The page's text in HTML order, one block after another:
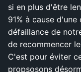
si en plus d'être
91% à cause
défaillance de
de recommencer
C'est pour éviter
propsosons